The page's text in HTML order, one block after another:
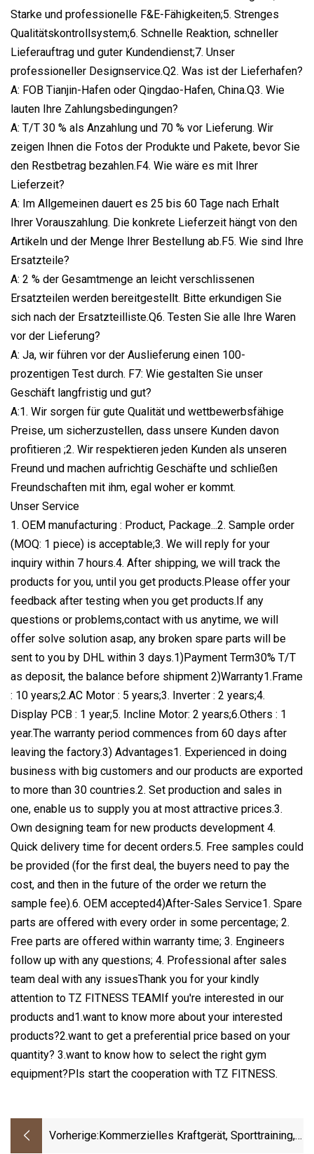
Starke und professionelle F&E-Fähigkeiten;5. Strenges
Qualitätskontrollsystem;6. Schnelle Reaktion, schneller
Lieferauftrag und guter Kundendienst;7. Unser
professioneller Designservice.Q2. Was ist der Lieferhafen?
A: FOB Tianjin-Hafen oder Qingdao-Hafen, China.Q3. Wie
lauten Ihre Zahlungsbedingungen?
A: T/T 30 % als Anzahlung und 70 % vor Lieferung. Wir
zeigen Ihnen die Fotos der Produkte und Pakete, bevor Sie
den Restbetrag bezahlen.F4. Wie wäre es mit Ihrer
Lieferzeit?
A: Im Allgemeinen dauert es 25 bis 60 Tage nach Erhalt
Ihrer Vorauszahlung. Die konkrete Lieferzeit hängt von den
Artikeln und der Menge Ihrer Bestellung ab.F5. Wie sind Ihre
Ersatzteile?
A: 2 % der Gesamtmenge an leicht verschlissenen
Ersatzteilen werden bereitgestellt. Bitte erkundigen Sie
sich nach der Ersatzteilliste.Q6. Testen Sie alle Ihre Waren
vor der Lieferung?
A: Ja, wir führen vor der Auslieferung einen 100-
prozentigen Test durch. F7: Wie gestalten Sie unser
Geschäft langfristig und gut?
A:1. Wir sorgen für gute Qualität und wettbewerbsfähige
Preise, um sicherzustellen, dass unsere Kunden davon
profitieren ;2. Wir respektieren jeden Kunden als unseren
Freund und machen aufrichtig Geschäfte und schließen
Freundschaften mit ihm, egal woher er kommt.
Unser Service
1. OEM manufacturing : Product, Package...2. Sample order
(MOQ: 1 piece) is acceptable;3. We will reply for your
inquiry within 7 hours.4. After shipping, we will track the
products for you, until you get products.Please offer your
feedback after testing when you get products.If any
questions or problems,contact with us anytime, we will
offer solve solution asap, any broken spare parts will be
sent to you by DHL within 3 days.1)Payment Term30% T/T
as deposit, the balance before shipment 2)Warranty1.Frame
: 10 years;2.AC Motor : 5 years;3. Inverter : 2 years;4.
Display PCB : 1 year;5. Incline Motor: 2 years;6.Others : 1
year.The warranty period commences from 60 days after
leaving the factory.3) Advantages1. Experienced in doing
business with big customers and our products are exported
to more than 30 countries.2. Set production and sales in
one, enable us to supply you at most attractive prices.3.
Own designing team for new products development 4.
Quick delivery time for decent orders.5. Free samples could
be provided (for the first deal, the buyers need to pay the
cost, and then in the future of the order we return the
sample fee).6. OEM accepted4)After-Sales Service1. Spare
parts are offered with every order in some percentage; 2.
Free parts are offered within warranty time; 3. Engineers
follow up with any questions; 4. Professional after sales
team deal with any issuesThank you for your kindly
attention to TZ FITNESS TEAMIf you're interested in our
products and1.want to know more about your interested
products?2.want to get a preferential price based on your
quantity? 3.want to know how to select the right gym
equipment?Pls start the cooperation with TZ FITNESS.
Vorherige:Kommerzielles Kraftgerät, Sporttraining,